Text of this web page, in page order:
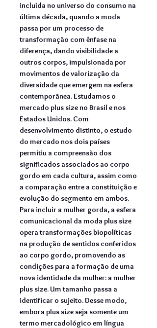
incluída no universo do consumo na
última década, quando a moda
passa por um processo de
transformação com ênfase na
diferença, dando visibilidade a
outros corpos, impulsionada por
movimentos de valorização da
diversidade que emergem na esfera
contemporânea. Estudamos o
mercado plus size no Brasil e nos
Estados Unidos. Com
desenvolvimento distinto, o estudo
do mercado nos dois países
permitiu a compreensão dos
significados associados ao corpo
gordo em cada cultura, assim como
a comparação entre a constituição e
evolução do segmento em ambos.
Para incluir a mulher gorda, a esfera
comunicacional da moda plus size
opera transformações biopolíticas
na produção de sentidos conferidos
ao corpo gordo, promovendo as
condições para a formação de uma
nova identidade da mulher: a mulher
plus size. Um tamanho passa a
identificar o sujeito. Desse modo,
embora plus size seja somente um
termo mercadológico em língua